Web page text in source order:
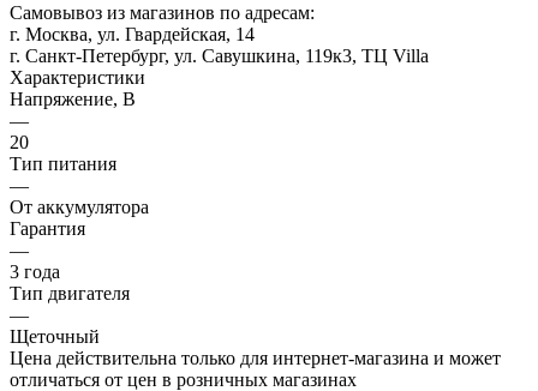
Самовывоз из магазинов по адресам:
г. Москва, ул. Гвардейская, 14
г. Санкт-Петербург, ул. Савушкина, 119к3, ТЦ Villa
Характеристики
Напряжение, В
—
20
Тип питания
—
От аккумулятора
Гарантия
—
3 года
Тип двигателя
—
Щеточный
Цена действительна только для интернет-магазина и может
отличаться от цен в розничных магазинах